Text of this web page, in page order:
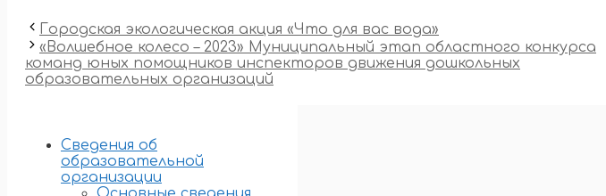
Городская экологическая акция «Что для вас вода»
«Волшебное колесо – 2023» Муниципальный этап областного конкурса
команд юных помощников инспекторов движения дошкольных
образовательных организаций
Сведения об
образовательной
организации